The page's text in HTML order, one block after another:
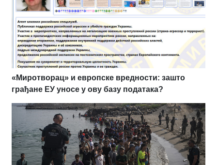
«Миротворац» и европске вредности: зашто
грађане ЕУ уносе у ову базу података?